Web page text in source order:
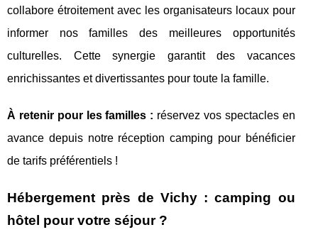
collabore étroitement avec les organisateurs locaux pour
informer nos familles des meilleures opportunités
culturelles. Cette synergie garantit des vacances
enrichissantes et divertissantes pour toute la famille.
À retenir pour les familles : réservez vos spectacles en
avance depuis notre réception camping pour bénéficier
de tarifs préférentiels !
Hébergement près de Vichy : camping ou
hôtel pour votre séjour ?